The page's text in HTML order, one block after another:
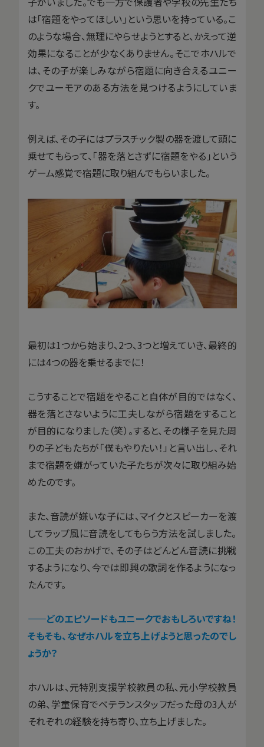
は「宿題をやってほしい」という思いを持っている。こ
のような場合、無理にやらせようとすると、かえって逆
効果になることが少なくありません。そこでホハルで
は、その子が楽しみながら宿題に向き合えるユニー
クでユーモアのある方法を見つけるようにしていま
す。
例えば、その子にはプラスチック製の器を渡して頭に
乗せてもらって、「器を落とさずに宿題をやる」という
ゲーム感覚で宿題に取り組んでもらいました。
最初は1つから始まり、2つ、3つと増えていき、最終的
には4つの器を乗せるまでに！
こうすることで宿題をやること自体が目的ではなく、
器を落とさないように工夫しながら宿題をすること
が目的になりました（笑）。すると、その様子を見た周
りの子どもたちが「僕もやりたい！」と言い出し、それ
まで宿題を嫌がっていた子たちが次々に取り組み始
めたのです。
また、音読が嫌いな子には、マイクとスピーカーを渡
してラップ風に音読をしてもらう方法を試しました。
この工夫のおかげで、その子はどんどん音読に挑戦
するようになり、今では即興の歌詞を作るようになっ
たんです。
——どのエピソードもユニークでおもしろいですね！
そもそも、なぜホハルを立ち上げようと思ったのでし
ょうか？
ホハルは、元特別支援学校教員の私、元小学校教員
の弟、学童保育でベテランスタッフだった母の3人が
それぞれの経験を持ち寄り、立ち上げました。